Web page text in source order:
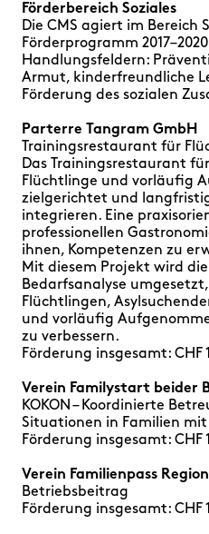
Förderbereich Soziales
Die CMS agiert im Bereich
Förderprogramm
Handlungsfeldern:
Armut, kinderfreundliche
Förderung des sozialen
Parterre Tangram GmbH
Trainingsrestaurant für
Das Trainingsrestaurant
Flüchtlinge und vorläufig
zielgerichtet und
integrieren. Eine
professionellen
ihnen, Kompetenzen zu
Mit diesem Projekt wird
Bedarfsanalyse
Flüchtlingen,
und vorläufig
zu verbessern.
Förderung insgesamt: CHF
Verein Familystart beider
KOKON – Koordinierte
Situationen in Familien
Förderung insgesamt: CHF
Verein Familienpass Region
Betriebsbeitrag
Förderung insgesamt: CHF